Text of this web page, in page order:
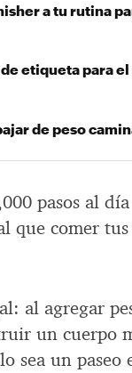
pasos al
que comer
al agregar
un cuerpo
sea un paseo
a tu rutina
de etiqueta para
de peso